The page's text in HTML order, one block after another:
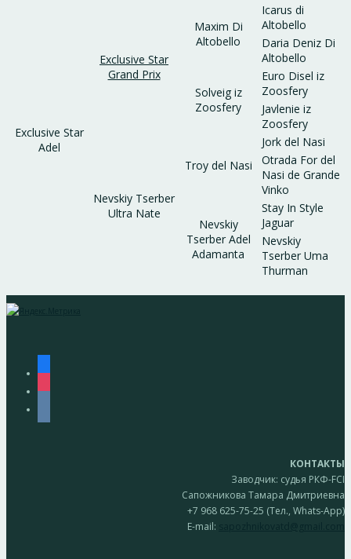
Exclusive Star
Adel
Exclusive Star
Grand Prix
Maxim Di
Altobello
Icarus di
Altobello
Daria Deniz Di
Altobello
Solveig iz
Zoosfery
Euro Disel iz
Zoosfery
Javlenie iz
Zoosfery
Nevskiy Tserber
Ultra Nate
Troy del Nasi
Jork del Nasi
Otrada For del
Nasi de Grande
Vinko
Nevskiy
Tserber Adel
Adamanta
Stay In Style
Jaguar
Nevskiy
Tserber Uma
Thurman
КОНТАКТЫ
Заводчик: судья РКФ-FCI
Сапожникова Тамара Дмитриевна
+7 968 625-75-25 (Тел., Whats-App)
E-mail: